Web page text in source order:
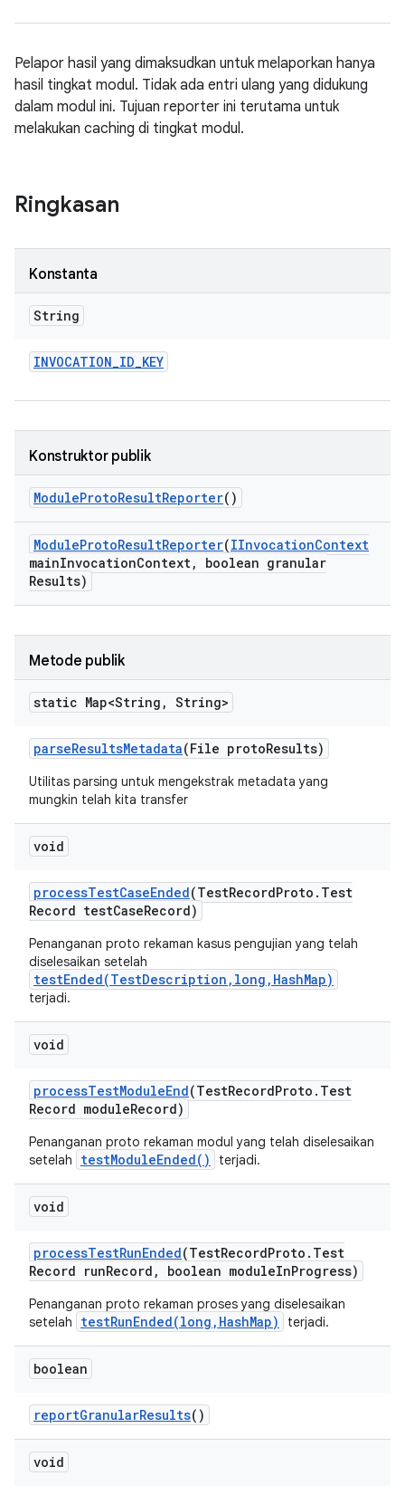
Pelapor hasil yang dimaksudkan untuk melaporkan hanya
hasil tingkat modul. Tidak ada entri ulang yang didukung
dalam modul ini. Tujuan reporter ini terutama untuk
melakukan caching di tingkat modul.
Ringkasan
Konstanta
String
INVOCATION_ID_KEY
Konstruktor publik
ModuleProtoResultReporter()
ModuleProtoResultReporter(IInvocationContext
mainInvocationContext,
boolean granular
Results)
Metode publik
static Map<String , String>
parseResultsMetadata(File protoResults)
Utilitas parsing untuk mengekstrak metadata yang
mungkin telah kita transfer
void
processTestCaseEnded(TestRecordProto . Test
Record testCaseRecord)
Penanganan proto rekaman kasus pengujian yang telah
diselesaikan setelah
testEnded(TestDescription,long,HashMap)
terjadi.
void
processTestModuleEnd(TestRecordProto . Test
Record moduleRecord)
Penanganan proto rekaman modul yang telah diselesaikan
setelah
testModuleEnded() terjadi.
void
processTestRunEnded(TestRecordProto . Test
Record runRecord , boolean moduleInProgress)
Penanganan proto rekaman proses yang diselesaikan
setelah
testRunEnded(long,HashMap) terjadi.
boolean
reportGranularResults()
void